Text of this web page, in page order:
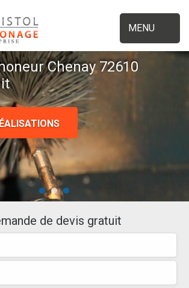
MENU
Chenay 72610
de devis gratuit